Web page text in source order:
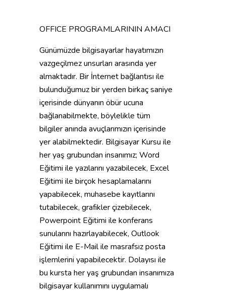
OFFICE PROGRAMLARININ AMACI
Günümüzde bilgisayarlar hayatımızın
vazgeçilmez unsurları arasında yer
almaktadır. Bir İnternet bağlantısı ile
bulunduğumuz bir yerden birkaç saniye
içerisinde dünyanın öbür ucuna
bağlanabilmekte, böylelikle tüm
bilgiler anında avuçlarımızın içerisinde
yer alabilmektedir. Bilgisayar Kursu ile
her yaş grubundan insanımız; Word
Eğitimi ile yazılarını yazabilecek, Excel
Eğitimi ile birçok hesaplamalarını
yapabilecek, muhasebe kayıtlarını
tutabilecek, grafikler çizebilecek,
Powerpoint Eğitimi ile konferans
sunularını hazırlayabilecek, Outlook
Eğitimi ile E-Mail ile masrafsız posta
işlemlerini yapabilecektir. Dolayısı ile
bu kursta her yaş grubundan insanımıza
bilgisayar kullanımını uygulamalı